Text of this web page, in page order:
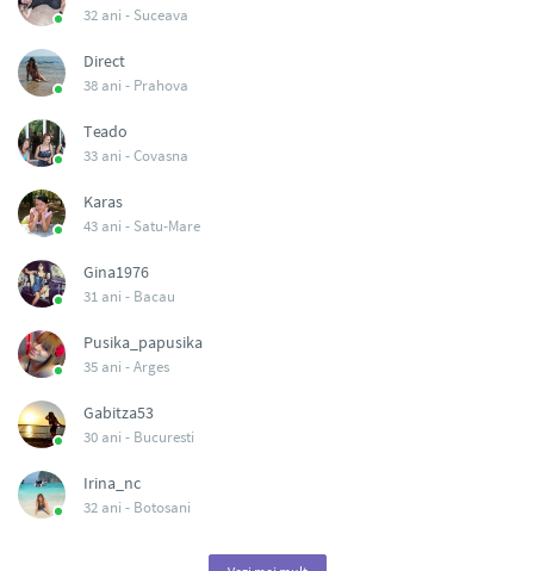
32 ani - Suceava
Direct
38 ani - Prahova
Teado
33 ani -Covasna
Karas
43 ani - Satu-Mare
Gina1976
31 ani - Bacau
Pusika_papusika
35 ani -Arges
Gabitza53
30 ani - Bucuresti
Irina_nc
32 ani - Botosani